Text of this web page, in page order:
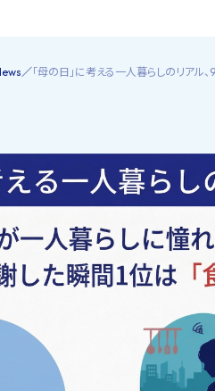
「母の日」に考える一人暮らしのリアル